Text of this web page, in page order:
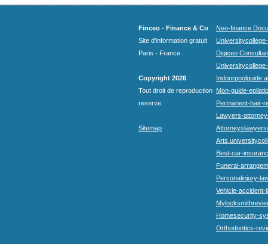
Finceo - Finance & Co
Site d'information gratuit
Paris - France
Copyright 2026
Tout droit de reproduction
reserve.
Sitemap
Neo-finance
Digiceo
Indoorpoolguide
Mon-guide-
Permanent-hair-
Lawyers-
Best-car-
Funeral-
Personalinjury-
Vehicle-accident-
Homesecurity-
Orthodontics-